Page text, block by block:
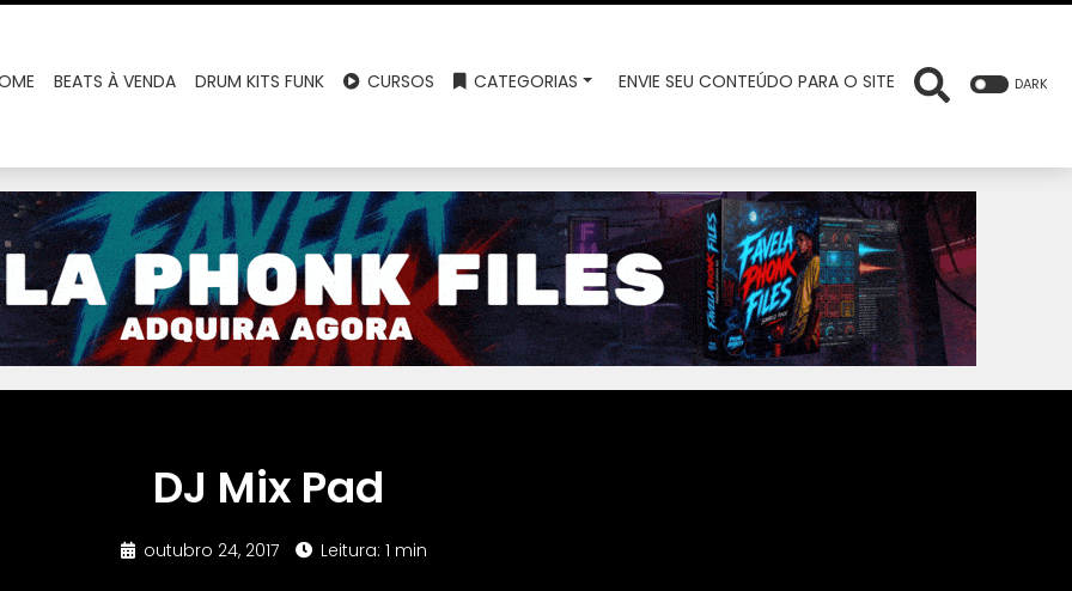
BEATS À VENDA DRUM KITS FUNK CURSOS CATEGORIAS ENVIE SEU CONTEÚDO PARA O SITE DARK
DJ Mix Pad
outubro 24, 2017 Leitura: 1 min